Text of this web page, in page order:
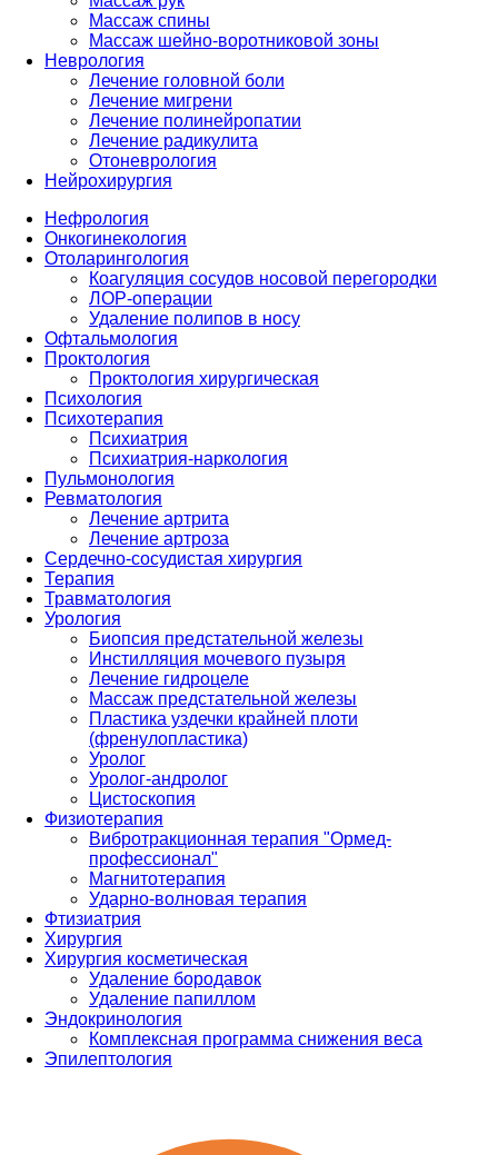
Массаж спины
Массаж шейно-воротниковой зоны
Неврология
Лечение головной боли
Лечение мигрени
Лечение полинейропатии
Лечение радикулита
Отоневрология
Нейрохирургия
Нефрология
Онкогинекология
Отоларингология
Коагуляция сосудов носовой перегородки
ЛОР-операции
Удаление полипов в носу
Офтальмология
Проктология
Проктология хирургическая
Психология
Психотерапия
Психиатрия
Психиатрия-наркология
Пульмонология
Ревматология
Лечение артрита
Лечение артроза
Сердечно-сосудистая хирургия
Терапия
Травматология
Урология
Биопсия предстательной железы
Инстилляция мочевого пузыря
Лечение гидроцеле
Массаж предстательной железы
Пластика уздечки крайней плоти
(френулопластика)
Уролог
Уролог-андролог
Цистоскопия
Физиотерапия
Вибротракционная терапия "Ормед-
профессионал"
Магнитотерапия
Ударно-волновая терапия
Фтизиатрия
Хирургия
Хирургия косметическая
Удаление бородавок
Удаление папиллом
Эндокринология
Комплексная программа снижения веса
Эпилептология